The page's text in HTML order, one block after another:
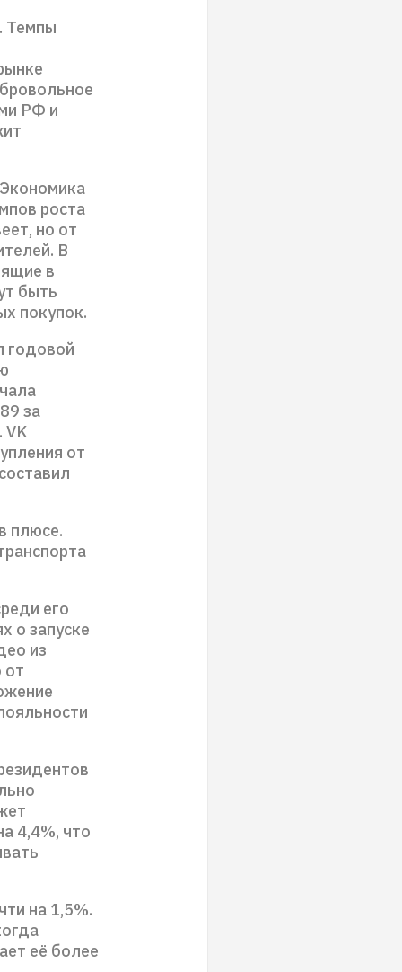
Темпы
РФ и
роста
но от
В
в
быть
покупок.
годовой
за
VK
от
плюсе.
его
о запуске
из
от
4,4%, что
на 1,5%.
её более